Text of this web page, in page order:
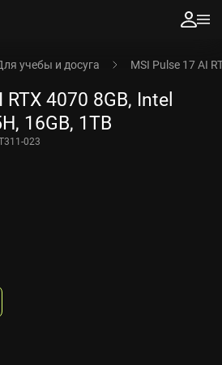
учебы и досуга MSI Pulse 17 AI
4070 8GB, Intel
16GB, 1TB
023